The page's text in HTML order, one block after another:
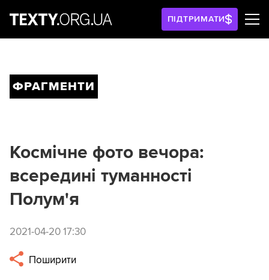
ПІДТРИМАТИ
ФРАГМЕНТИ
Космічне фото вечора:
всередині туманності
Полум'я
2021-04-20 17:30
Поширити